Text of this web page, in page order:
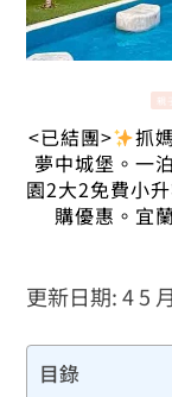
親
<已結團> 抓
夢中城堡。一
園2大2免費小
購優惠。宜
更新日期: 4 5
目錄